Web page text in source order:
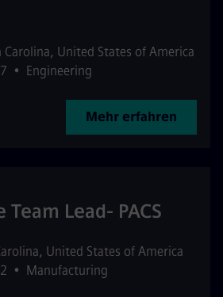
Carolina, United States of America
• Engineering
Mehr erfahren
Team Lead- PACS
, United States of America
• Manufacturing